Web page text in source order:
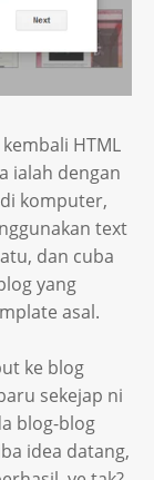
HTML
ialah dengan
di komputer,
text
dan cuba
yang
asal.
ke blog
sekejap ni
blog-blog
idea datang,